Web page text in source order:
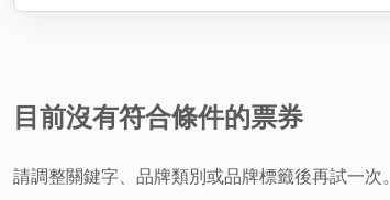
目前沒有符合條件的票券
請調整關鍵字、品牌類別或品牌標籤後再試一次。